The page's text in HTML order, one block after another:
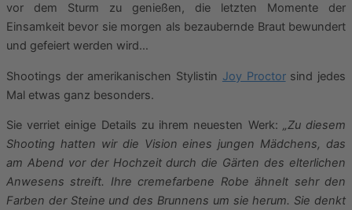
vor dem Sturm zu genießen, die letzten Momente der
Einsamkeit bevor sie morgen als bezaubernde Braut bewundert
und gefeiert werden wird…
Shootings der amerikanischen Stylistin Joy Proctorsind jedes
Mal etwas ganz besonders.
Sie verriet einige Details zu ihrem neuesten Werk: „Zu diesem
Shooting hatten wir die Vision eines jungen Mädchens, das
am Abend vor der Hochzeit durch die Gärten des elterlichen
Anwesens streift. Ihre cremefarbene Robe ähnelt sehr den
Farben der Steine und des Brunnens um sie herum. Sie denkt